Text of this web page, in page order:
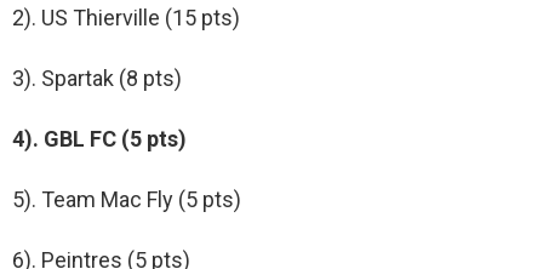
2). US Thierville (15 pts)
3). Spartak (8 pts)
4). GBL FC (5 pts)
5). Team Mac Fly (5 pts)
6). Peintres (5 pts)